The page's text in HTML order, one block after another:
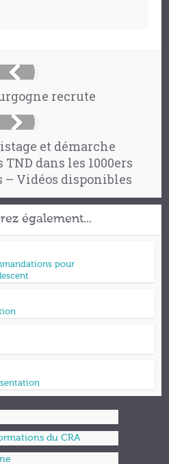
recrute
et démarche
dans les 1000ers
– Vidéos disponibles
également...
pour